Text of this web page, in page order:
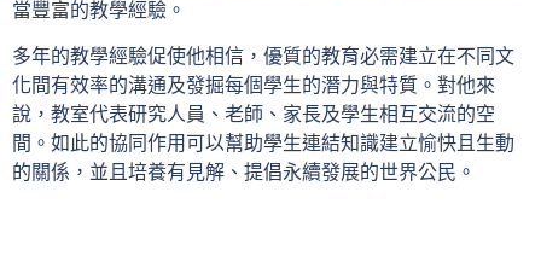
當豐富的教學經驗。
多年的教學經驗促使他相信，優質的教育必需建立在不同文
化間有效率的溝通及發掘每個學生的潛力與特質。對他來
說，教室代表研究人員、老師、家長及學生相互交流的空
間。如此的協同作用可以幫助學生連結知識建立愉快且生動
的關係，並且培養有見解、提倡永續發展的世界公民。